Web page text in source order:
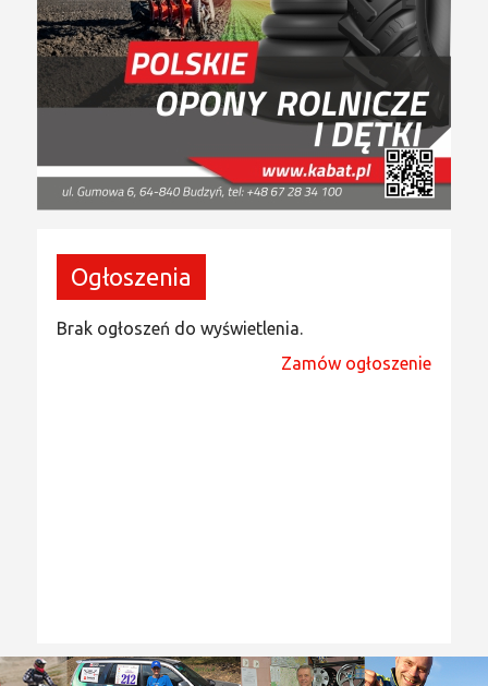
Ogłoszenia
Brak ogłoszeń do wyświetlenia.
Zamów ogłoszenie